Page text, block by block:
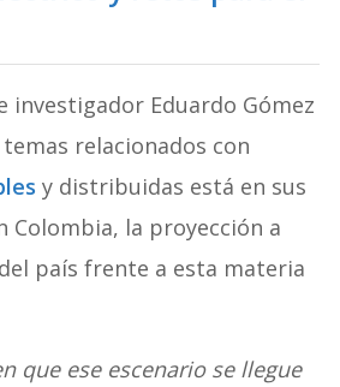
investigador Eduardo Gómez
relacionados con
y distribuidas está en sus
Colombia, la proyección a
país frente a esta materia
que ese escenario se llegue